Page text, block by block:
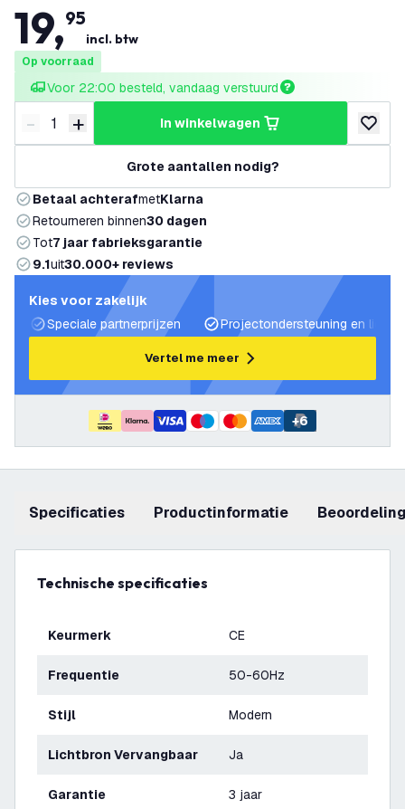
19,95
incl. btw
Op voorraad
Voor 22:00 besteld, vandaag verstuurd
Verminder hoeveelheid
- Verhoog hoeveelheid
+ in winkelwagen
Grote aantallen nodig?
Betaal achterafmetKlarna
Retourneren binnen30 dagen
Tot7 jaar fabrieksgarantie
9.1uit30.000+ reviews
Kies voor zakelijk
Speciale partnerprijzen
Projectondersteuning en
Vertel me meer
+6
Specificaties productinformatie
Technische specificaties
Keurmerk CE
Frequentie 50-60Hz
Stijl Modern
Lichtbron Vervangbaar Ja
Garantie 3 jaar